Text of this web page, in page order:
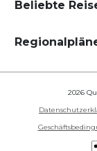
Beliebte
2026